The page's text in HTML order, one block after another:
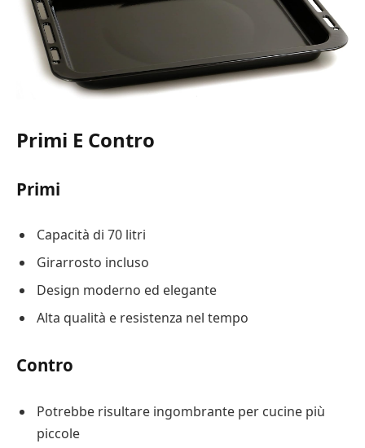
Primi E Contro
Primi
Capacità di 70 litri
Girarrosto incluso
Design moderno ed elegante
Alta qualità e resistenza nel tempo
Contro
Potrebbe risultare ingombrante per cucine più
piccole